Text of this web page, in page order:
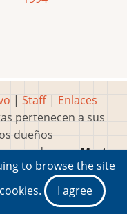
| Staff| Enlaces
pertenecen a sus
dueños
creados porMarty
to browse the site
I agree